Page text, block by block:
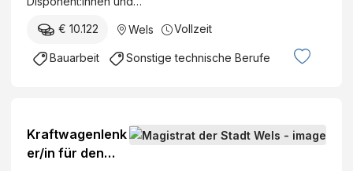
€ 10.122 Wels Vollzeit
Bauarbeit Sonstige technische Berufe
Kraftwagenlenk
er/in für den